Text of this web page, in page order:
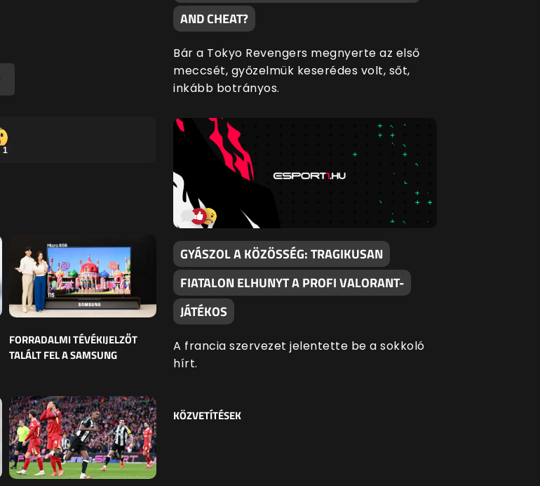
1
FORRADALMI TÉVÉKIJELZŐT
TALÁLT FEL A SAMSUNG
AND CHEAT?
Bár a Tokyo Revengers megnyerte az első
meccsét, győzelmük keserédes volt, sőt,
inkább botrányos.
GYÁSZOL A KÖZÖSSÉG: TRAGIKUSAN
FIATALON ELHUNYT A PROFI VALORANT-
JÁTÉKOS
A francia szervezet jelentette be a sokkoló
hírt.
KÖZVETÍTÉSEK